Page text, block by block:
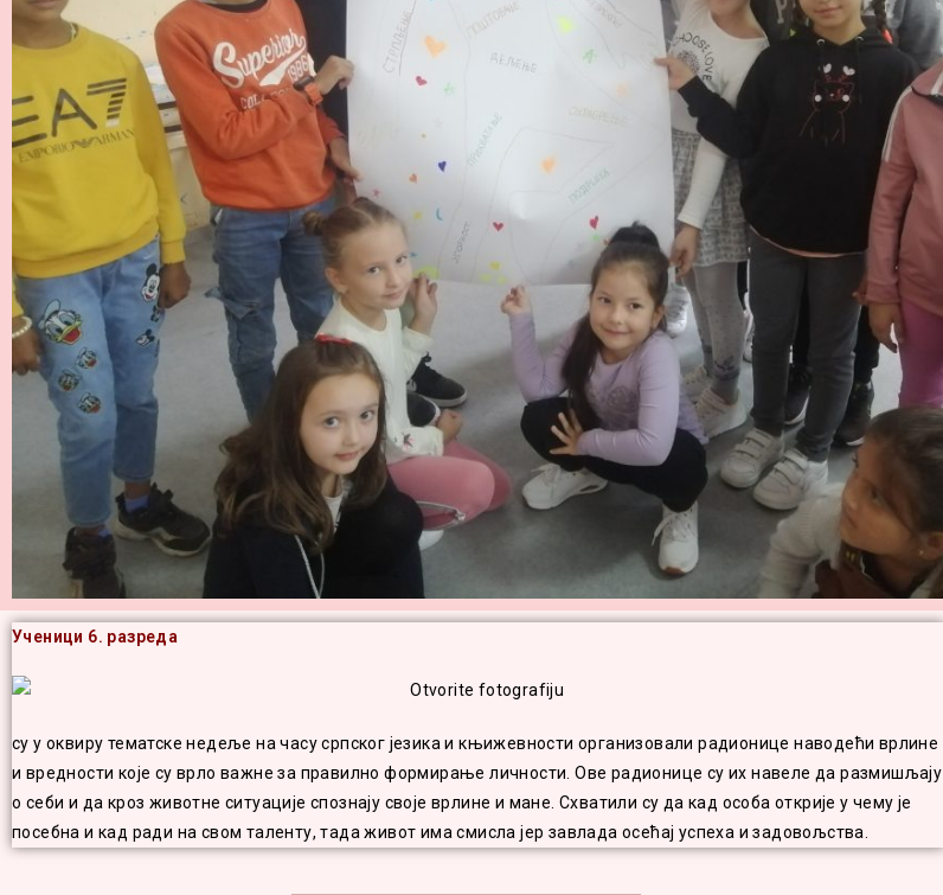
Ученици 6. разреда
су у оквиру тематске недеље на часу српског језика и књижевности организовали радионице наводећи врлине
и вредности које су врло важне за правилно формирање личности. Ове радионице су их навеле да размишљају
о себи и да кроз животне ситуације спознају своје врлине и мане. Схватили су да кад особа открије у чему је
посебна и кад ради на свом таленту, тада живот има смисла јер завлада осећај успеха и задовољства.